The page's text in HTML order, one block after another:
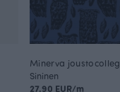
Minerva
Sininen
27.90 EUR/m